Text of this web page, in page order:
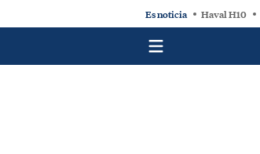
Es noticia Haval H10